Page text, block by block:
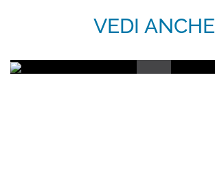
VEDI ANCHE